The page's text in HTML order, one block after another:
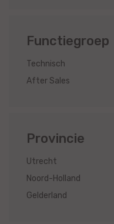
Functiegroep
Technisch
After Sales
Provincie
Utrecht
Noord-Holland
Gelderland